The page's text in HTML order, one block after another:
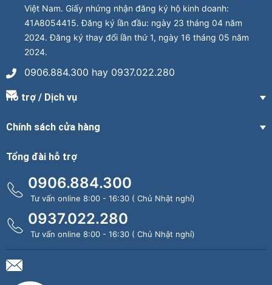
Việt Nam. Giấy nhứng nhận đăng ký hộ kinh doanh:
41A8054415. Đăng ký lần đầu: ngày 23 tháng 04 năm
2024. Đăng ký thay đổi lần thứ 1, ngày 16 tháng 05 năm
2024.
0906.884.300 hay 0937.022.280
Hỗ trợ / Dịch vụ
Chính sách cửa hàng
Tổng đài hỗ trợ
0906.884.300
Tư vấn online 8:00 - 16:30 ( Chủ Nhật nghỉ)
0937.022.280
Tư vấn online 8:00 - 16:30 ( Chủ Nhật nghỉ)